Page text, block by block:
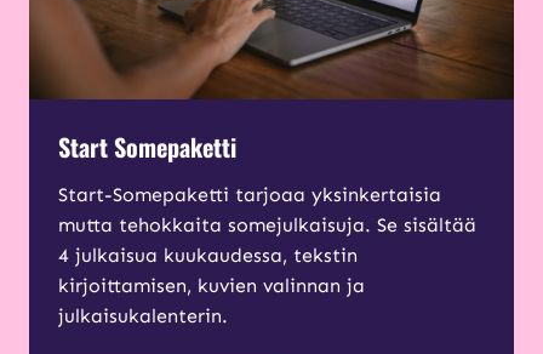
Start Somepaketti
Start-Somepaketti tarjoaa yksinkertaisia
mutta tehokkaita somejulkaisuja. Se sisältää
4 julkaisua kuukaudessa, tekstin
kirjoittamisen, kuvien valinnan ja
julkaisukalenterin.